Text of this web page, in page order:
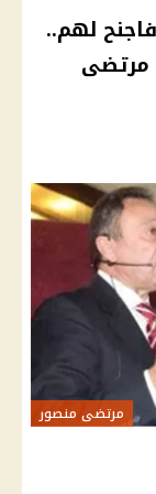
لهم..
مرتضى
مرتضى منصور